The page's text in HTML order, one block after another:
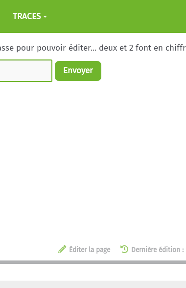
TRACES
pour pouvoir éditer... deux et 2 font en
Envoyer
Éditer la page Dernière édition :